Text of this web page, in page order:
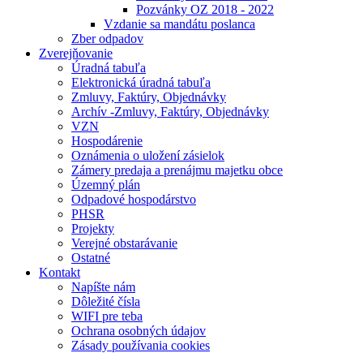
Pozvánky OZ 2018 - 2022
Vzdanie sa mandátu poslanca
Zber odpadov
Zverejňovanie
Úradná tabuľa
Elektronická úradná tabuľa
Zmluvy, Faktúry, Objednávky
Archív -Zmluvy, Faktúry, Objednávky
VZN
Hospodárenie
Oznámenia o uložení zásielok
Zámery predaja a prenájmu majetku obce
Územný plán
Odpadové hospodárstvo
PHSR
Projekty
Verejné obstarávanie
Ostatné
Kontakt
Napíšte nám
Dôležité čísla
WIFI pre teba
Ochrana osobných údajov
Zásady používania cookies